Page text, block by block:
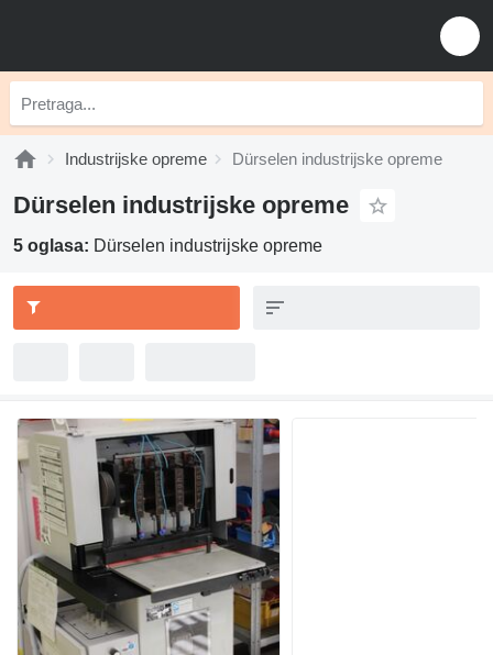
Industrijske opreme Dürselen industrijske opreme
Dürselen industrijske opreme
5 oglasa: Dürselen industrijske opreme